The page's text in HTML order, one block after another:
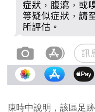
陳時中說明，該區足